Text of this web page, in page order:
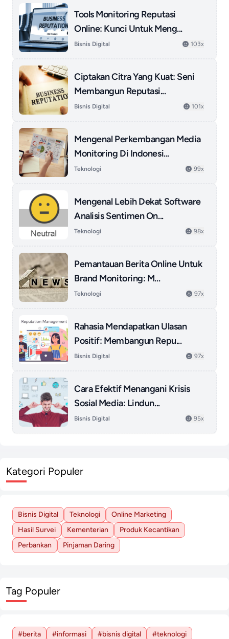
Tools Monitoring Reputasi
Online: Kunci Untuk Meng...
Bisnis Digital 103x
Ciptakan Citra Yang Kuat: Seni
Membangun Reputasi...
Bisnis Digital 101x
Mengenal Perkembangan Media
Monitoring Di Indonesi...
Teknologi 99x
Mengenal Lebih Dekat Software
Analisis Sentimen On...
Teknologi 98x
Pemantauan Berita Online Untuk
Brand Monitoring: M...
Teknologi 97x
Rahasia Mendapatkan Ulasan
Positif: Membangun Repu...
Bisnis Digital 97x
Cara Efektif Menangani Krisis
Sosial Media: Lindun...
Bisnis Digital 95x
Kategori Populer
Bisnis Digital Teknologi
Online Marketing
Hasil Survei
Kementerian
Produk Kecantikan
Perbankan
Pinjaman Daring
Tag Populer
#berita #informasi #bisnis digital #teknologi